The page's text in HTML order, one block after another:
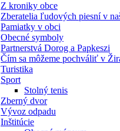
Z kroniky obce
Zberatelia ľudových piesní v
Pamiatky v obci
Obecné symboly
Partnerstvá Dorog a Papkeszi
Čím sa môžeme pochváliť v
Turistika
Sport
Stolný tenis
Zberný dvor
Vývoz odpadu
Inštitúcie